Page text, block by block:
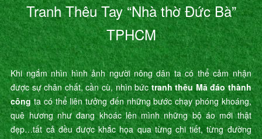
Tranh Thêu Tay “Nhà thờ Đức Bà”
TPHCM
Khi ngắm nhìn hình ảnh người nông dân ta có thể cảm nhận
được sự chân chất, cần cù, nhìn bứctranh thêu Mã đáo thành
côngta có thể liên tưởng đến những bước chạy phóng khoáng,
quê hương như đang khoác lên mình những bộ áo mới thật
đẹp…tất cả đều được khắc họa qua từng chi tiết, từng đường